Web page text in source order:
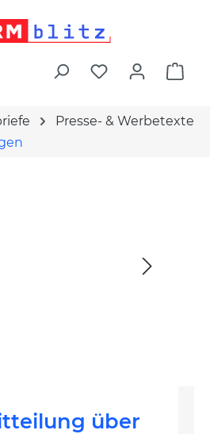
Presse- & Werbetexte
über